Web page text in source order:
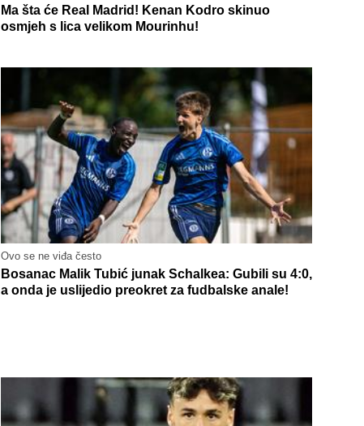
Ma šta će Real Madrid! Kenan Kodro skinuo
osmjeh s lica velikom Mourinhu!
Ovo se ne viđa često
Bosanac Malik Tubić junak Schalkea: Gubili su 4:0,
a onda je uslijedio preokret za fudbalske anale!